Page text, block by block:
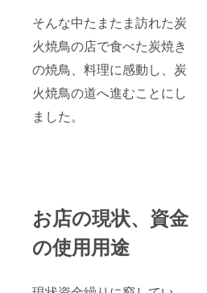
そんな中たまたま訪れた炭
火焼鳥の店で食べた炭焼き
の焼鳥、料理に感動し、炭
火焼鳥の道へ進むことにし
ました。
お店の現状、資金
の使用用途